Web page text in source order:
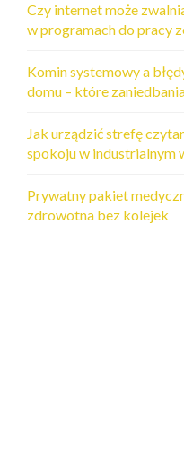
Czy internet może
w programach do pracy
Komin systemowy a
domu – które
Jak urządzić strefę
spokoju w industrialnym
Prywatny pakiet
zdrowotna bez kolejek